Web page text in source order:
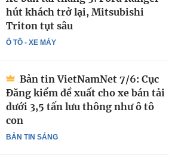
Ô TÔ - XE MÁY
hút khách trở lại, Mitsubishi
Triton tụt sâu
BẢN TIN SÁNG
Bản tin VietNamNet 7/6: Cục
Đăng kiểm đề xuất cho xe bán tải
dưới 3,5 tấn lưu thông như ô tô
con